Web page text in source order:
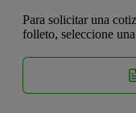
Para solicitar una
folleto, seleccione